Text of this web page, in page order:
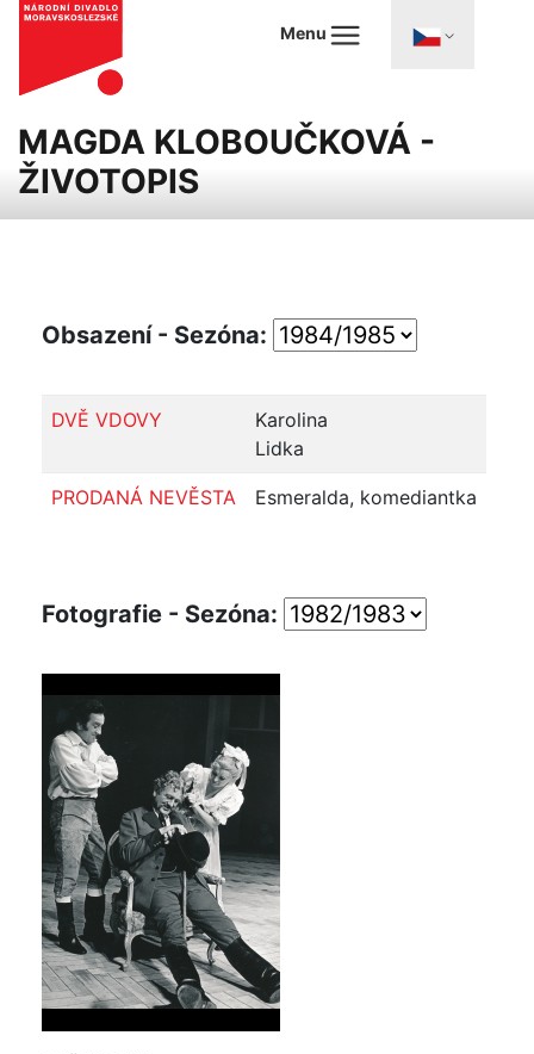
Menu
MAGDA KLOBOUČKOVÁ -
ŽIVOTOPIS
Obsazení - Sezóna:
DVĚ VDOVY
Karolina
Lidka
PRODANÁ NEVĚSTA Esmeralda, komediantka
Fotografie - Sezóna: